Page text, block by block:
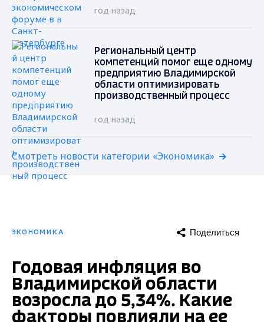
год назад
Региональный центр
компетенций помог еще одному
предприятию Владимирской
области оптимизировать
производственный процесс
год назад
Смотреть новости категории «Экономика»
ЭКОНОМИКА Поделиться
Годовая инфляция во
Владимирской области
возросла до 5,34%. Какие
факторы повлияли на ее